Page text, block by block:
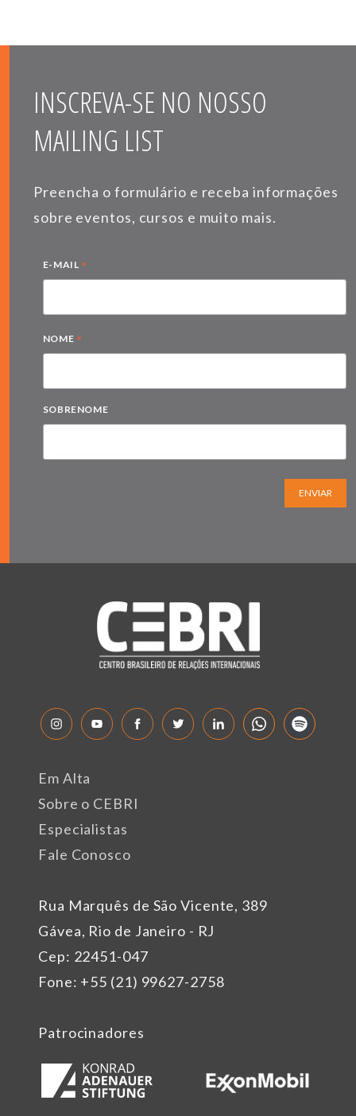
INSCREVA-SE NO NOSSO
MAILING LIST
Preencha o formulário e receba informações
sobre eventos, cursos e muito mais.
E-MAIL *
NOME *
SOBRENOME
ENVIAR
Rua Marquês de São Vicente, 389
Gávea, Rio de Janeiro - RJ
Cep: 22451-047
Fone: +55 (21) 99627-2758
Em Alta
Sobre o CEBRI
Especialistas
Fale Conosco
Patrocinadores